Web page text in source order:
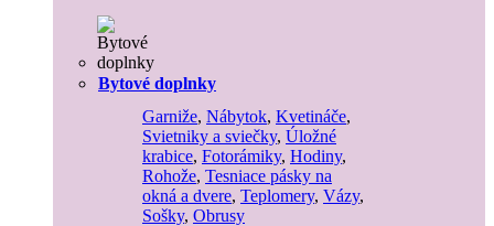
Bytové doplnky
Garniže, Nábytok, Kvetináče,
Svietniky a sviečky, Úložné
krabice, Fotorámiky, Hodiny,
Rohože, Tesniace pásky na
okná a dvere, Teplomery, Vázy,
Sošky, Obrusy